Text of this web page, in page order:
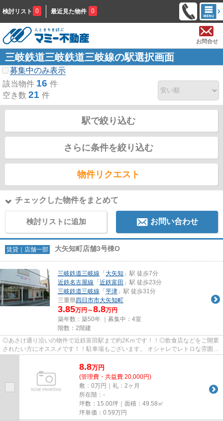
検討リスト 0 最近見た物件 0
お問合せ
三岐鉄道三岐鉄道三岐線の駅選択画面
募集中のみ表示
該当物件 16 件
空き数 21 件
駅で絞り込む
さらに条件を絞り込む
物件リクエスト
チェックした物件をまとめて
検討リストに追加 お問い合わせ
賃貸｜店舗一部 大矢知町店舗3号棟O
三岐鉄道三岐線 「 大矢知 」駅 徒歩7分
近鉄名古屋線 「 近鉄富田 」駅 徒歩23分
三岐鉄道三岐線 「 平津 」駅 徒歩31分
三重県四日市市大矢知町
3.85万円～8.8万円
築年数：築50年 ｜募集中： 4室
階数：2階建
◎あさけ通り沿いの物件で近鉄富田駅まで約2Kｍです！！◎飲食店などをご開業
されたい方にオススメです！！駐車場もございます。 オシャレでレトロな雰囲気
8.8万円
(管理費・共益費 20,000円)
敷：0万円｜礼：2ヶ月
所在階：-
坪数：15.00坪｜面積：49.58㎡
坪単価： 0.59万円